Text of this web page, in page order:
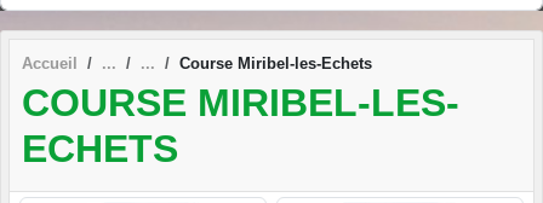
Accueil Course Miribel-les-Echets
COURSE MIRIBEL-LES-
ECHETS